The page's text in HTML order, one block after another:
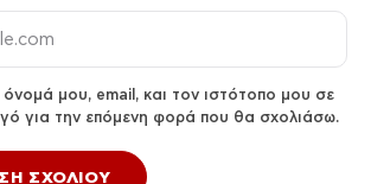
μου, email, και τον ιστότοπο μου σε
για την επόμενη φορά που θα σχολιάσω.